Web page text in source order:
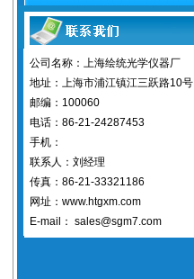
公司名称：上海绘统光学仪器厂
地址：上海市浦江镇江三跃路10号
邮编：100060
电话：86-21-24287453
手机：
联系人：刘经理
传真：86-21-33321186
网址：www.htgxm.com
E-mail： sales@sgm7.com